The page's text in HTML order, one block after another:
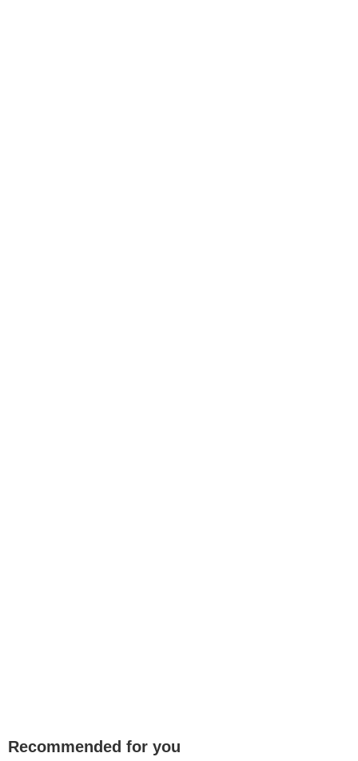
Recommended for you